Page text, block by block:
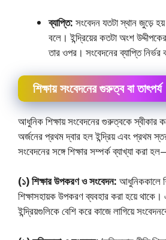
ব্যাপ্তি: সংবেদন যতটা স্থান জুড়ে
বলে। ইন্দ্রিয়ের কতটা অংশ
তার ওপর। সংবেদনের ব্যাপ্তি নির্ভর
শিক্ষায় সংবেদনের গুরুত্ব বা তাৎপর্য
আধুনিক শিক্ষায় সংবেদনের গুরুত্বকে স্বীকার
অর্জনের প্রথম দ্বার হল ইন্দ্রিয় এবং প্রথম
সংবেদনের সঙ্গে শিক্ষার সম্পর্ক ব্যাখ্যা করা
(১) শিক্ষার উপকরণ ও সংবেদন: আধুনিককালে
শিক্ষাসহায়ক উপকরণ ব্যবহার করা হয়ে
ইন্দ্রিয়গুলিকে বেশি করে কাজে লাগিয়ে